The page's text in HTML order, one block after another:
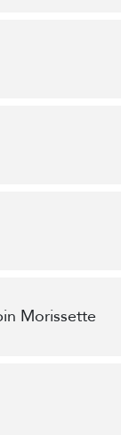
Morissette